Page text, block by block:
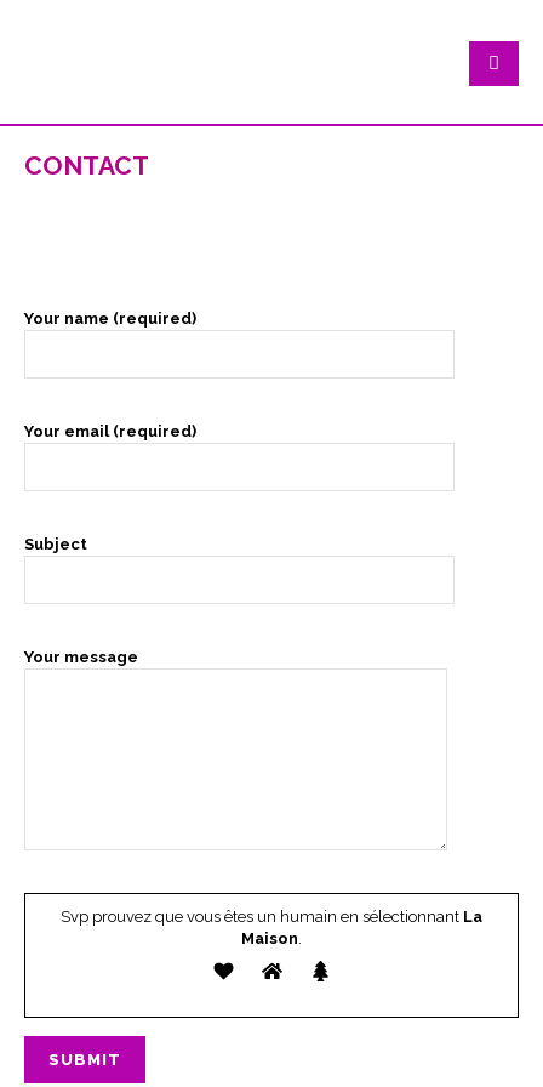
contact
Your name (required)
Your email (required)
Subject
Your message
Svp prouvez que vous êtes un humain en sélectionnant La
Maison.